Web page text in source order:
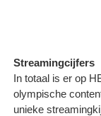
Streamingcijfers
In totaal is er op
olympische
unieke